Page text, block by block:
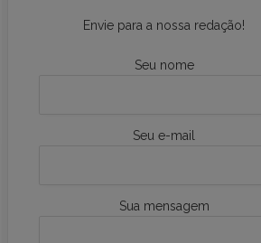
Envie para a nossa redação!
Seu nome
Seu e-mail
Sua mensagem